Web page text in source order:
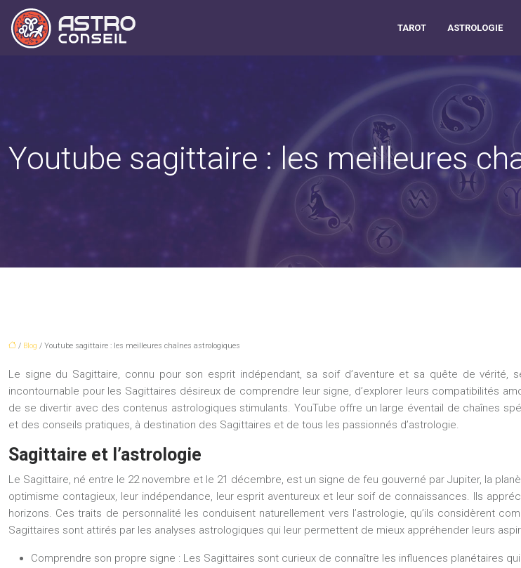
TAROT ASTROLOGIE
Youtube sagittaire : les meilleures
/ Blog / Youtube sagittaire : les meilleures chaînes astrologiques
Le signe du Sagittaire, connu pour son esprit indépendant, sa soif d’aventure et sa quête de vérité,
incontournable pour les Sagittaires désireux de comprendre leur signe, d’explorer leurs compatibilités
de se divertir avec des contenus astrologiques stimulants. YouTube offre un large éventail de chaînes
et des conseils pratiques, à destination des Sagittaires et de tous les passionnés d’astrologie.
Sagittaire et l’astrologie
Le Sagittaire, né entre le 22 novembre et le 21 décembre, est un signe de feu gouverné par Jupiter, la
optimisme contagieux, leur indépendance, leur esprit aventureux et leur soif de connaissances. Ils
horizons. Ces traits de personnalité les conduisent naturellement vers l’astrologie, qu’ils considèrent
Sagittaires sont attirés par les analyses astrologiques qui leur permettent de mieux appréhender leurs
Comprendre son propre signe : Les Sagittaires sont curieux de connaître les influences planétaires